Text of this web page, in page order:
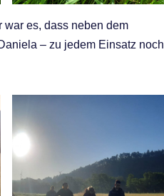
war es, dass neben dem
– zu jedem Einsatz noch